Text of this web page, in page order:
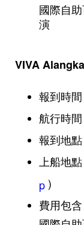
國際自
演
VIVA
報到時
航行時
報到地
上船地
p )
費用包
國際自